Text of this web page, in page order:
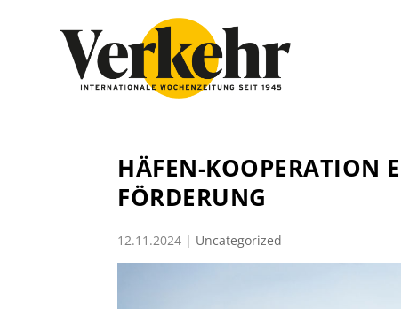
HÄFEN-KOOPERATION
FÖRDERUNG
12.11.2024 | Uncategorized